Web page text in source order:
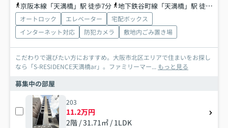
京阪本線「天満橋」駅 徒歩7分
地下鉄谷町線「天満橋」駅 徒歩8分
オートロック エレベーター
宅配ボックス
インターネット対応
防犯カメラ 敷地内ごみ置き場
こだわりで選びたい方におすすめ。大阪市北区エリアで住まいをお探し
なら「S-RESIDENCE天満橋ar」。ファミリーマー... もっと見る
募集中の部屋
203
11.2万円
2階 / 31.71㎡ / 1LDK